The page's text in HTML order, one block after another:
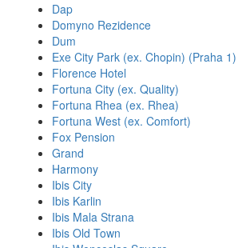
Dap
Domyno Rezidence
Dum
Exe City Park (ex. Chopin) (Praha 1)
Florence Hotel
Fortuna City (ex. Quality)
Fortuna Rhea (ex. Rhea)
Fortuna West (ex. Comfort)
Fox Pension
Grand
Harmony
Ibis City
Ibis Karlin
Ibis Mala Strana
Ibis Old Town